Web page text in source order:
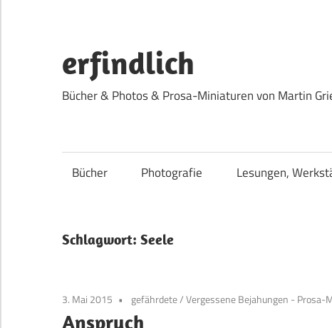
springen
erfindlich
Bücher & Photos & Prosa-Miniaturen von Martin
Bücher Photografie Lesungen,
Schlagwort: Seele
3. Mai 2015 gefährdete/Vergessene Bejahungen - Prosa-
Anspruch